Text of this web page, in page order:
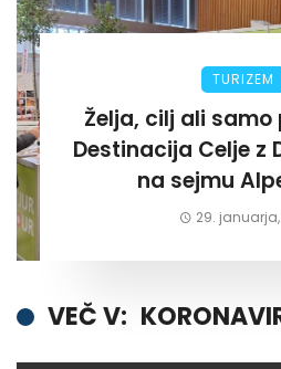
TURIZEM
Želja, cilj ali
Destinacija Celje z
na sejmu
29.
VEČ V: